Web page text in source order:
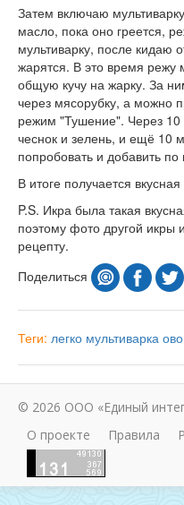
Затем включаю
масло, пока оно греется,
мультиварку, после кидаю
жарятся. В это время режу
общую кучу на жарку. За
через мясорубку, а можно
режим "Тушение". Через
чеснок и зелень, и ещё 10
попробовать и добавить
В итоге получается
P.S. Икра была такая
поэтому фото другой икры
рецепту.
Поделиться
Теги: легко мультиварка
© 2026 ООО «Единый
О проекте
Правила